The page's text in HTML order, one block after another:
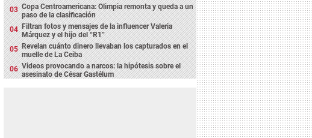
Copa Centroamericana: Olimpia remonta y queda a un
paso de la clasificación
Filtran fotos y mensajes de la influencer Valeria
Márquez y el hijo del “R1”
Revelan cuánto dinero llevaban los capturados en el
muelle de La Ceiba
Videos provocando a narcos: la hipótesis sobre el
asesinato de César Gastélum